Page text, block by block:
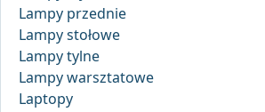
Lampy przednie
Lampy stołowe
Lampy tylne
Lampy warsztatowe
Laptopy